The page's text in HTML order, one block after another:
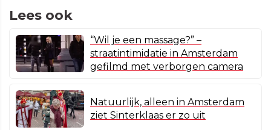
Lees ook
“Wil je een massage?” –
straatintimidatie in Amsterdam
gefilmd met verborgen camera
Natuurlijk, alleen in Amsterdam
ziet Sinterklaas er zo uit